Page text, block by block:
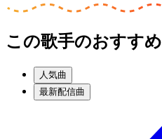
この歌手のおすすめ
人気曲
最新配信曲